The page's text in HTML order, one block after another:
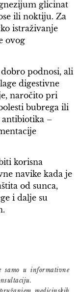
glicinat
ili noktiju. Za
istraživanje
ovog
podnosi, ali
digestivne
naročito pri
bubrega ili
–
korisna
navike kada je
od sunca,
i dalje su
samo u informativne